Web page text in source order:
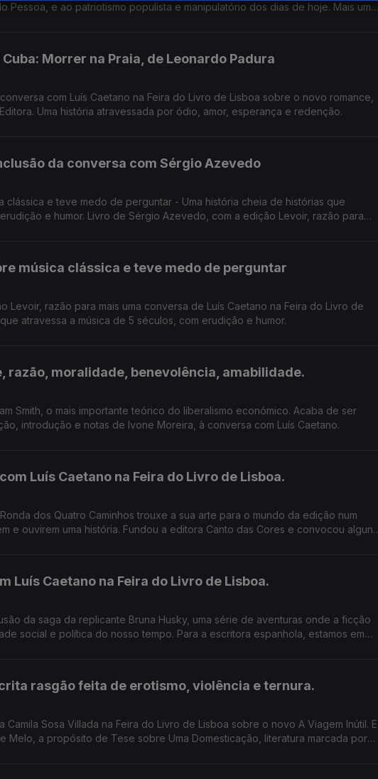
Pessoa, e ao patriotismo populista e manipulatório dos dias de hoje. Mais uma
Morrer na Praia, de Leonardo Padura
com Luís Caetano na Feira do Livro de Lisboa sobre o novo romance,
Uma história atravessada por ódio, amor, esperança e redenção.
da conversa com Sérgio Azevedo
clássica e teve medo de perguntar - Uma história cheia de histórias que
e humor. Livro de Sérgio Azevedo, com a edição Levoir, razão para
música clássica e teve medo de perguntar
Levoir, razão para mais uma conversa de Luís Caetano na Feira do Livro de
atravessa a música de 5 séculos, com erudição e humor.
razão, moralidade, benevolência, amabilidade.
Smith, o mais importante teórico do liberalismo económico. Acaba de ser
introdução e notas de Ivone Moreira, à conversa com Luís Caetano.
Luís Caetano na Feira do Livro de Lisboa.
dos Quatro Caminhos trouxe a sua arte para o mundo da edição num
e ouvirem uma história. Fundou a editora Canto das Cores e convocou alguns
Luís Caetano na Feira do Livro de Lisboa.
da saga da replicante Bruna Husky, uma série de aventuras onde a ficção
social e política do nosso tempo. Para a escritora espanhola, estamos em
rasgão feita de erotismo, violência e ternura.
Camila Sosa Villada na Feira do Livro de Lisboa sobre o novo A Viagem Inútil. E
Melo, a propósito de Tese sobre Uma Domesticação, literatura marcada por